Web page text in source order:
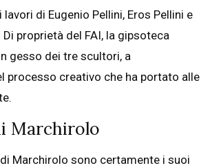
di Eugenio Pellini, Eros Pellini e
proprietà del FAI, la gipsoteca
gesso dei tre scultori, a
processo creativo che ha portato alle
Marchirolo
Marchirolo sono certamente i suoi